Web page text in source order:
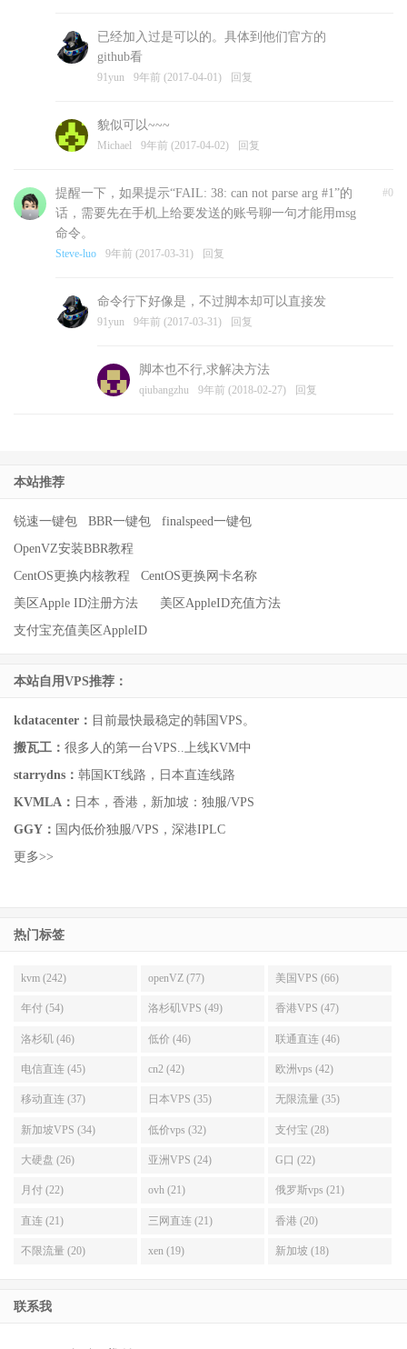
已经加入过是可以的。具体到他们官方的
github看
91yun 9年前 (2017-04-01) 回复
貌似可以~~~
Michael 9年前 (2017-04-02) 回复
#0
提醒一下，如果提示“FAIL: 38: can not parse arg #1”的
话，需要先在手机上给要发送的账号聊一句才能用msg
命令。
Steve-luo 9年前 (2017-03-31) 回复
命令行下好像是，不过脚本却可以直接发
91yun 9年前 (2017-03-31) 回复
脚本也不行,求解决方法
qiubangzhu 9年前 (2018-02-27) 回复
本站推荐
锐速一键包 BBR一键包
finalspeed一键包
OpenVZ安装BBR教程
CentOS更换内核教程
CentOS更换网卡名称
美区Apple ID注册方法
美区AppleID充值方法
支付宝充值美区AppleID
本站自用VPS推荐：
kdatacenter： 目前最快最稳定的韩国VPS。
搬瓦工： 很多人的第一台VPS..上线KVM中
starrydns： 韩国KT线路，日本直连线路
KVMLA： 日本，香港，新加坡：独服/VPS
GGY： 国内低价独服/VPS，深港IPLC
更多>>
热门标签
kvm (242) openVZ (77) 美国VPS (66)
年付 (54) 洛杉矶VPS (49) 香港VPS (47)
洛杉矶 (46) 低价 (46) 联通直连 (46)
电信直连 (45) cn2 (42) 欧洲vps (42)
移动直连 (37) 日本VPS (35) 无限流量 (35)
新加坡VPS (34) 低价vps (32) 支付宝 (28)
大硬盘 (26) 亚洲VPS (24) G口 (22)
月付 (22) ovh (21) 俄罗斯vps (21)
直连 (21) 三网直连 (21) 香港 (20)
不限流量 (20) xen (19) 新加坡 (18)
联系我